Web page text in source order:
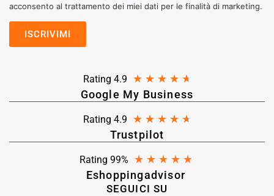
acconsento al trattamento dei miei dati per le finalità di marketing.
Rating 4.9 ★ ★ ★ ★ ★
Google My Business
Rating 4.9 ★ ★ ★ ★ ★
Trustpilot
Rating 99% ★ ★ ★ ★ ★
Eshoppingadvisor
SEGUICI SU